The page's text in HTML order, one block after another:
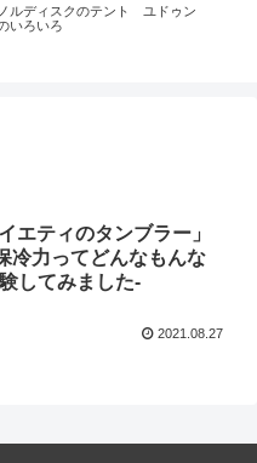
ノルディスクのテント ユドゥン
いろいろ
エティのタンブラー」
冷力ってどんなもんな
してみました-
2021.08.27